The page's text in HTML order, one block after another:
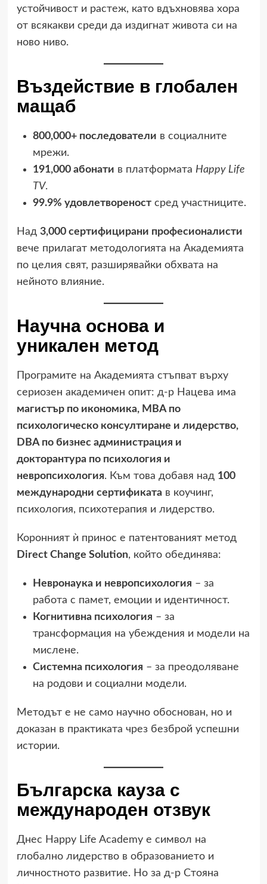
устойчивост и растеж, като вдъхновява хора
от всякакви среди да издигнат живота си на
ново ниво.
Въздействие в глобален
мащаб
800,000+ последователи в социалните
мрежи.
191,000 абонати в платформата Happy Life
TV.
99.9% удовлетвореностсред участниците.
Над 3,000 сертифицирани професионалисти
вече прилагат методологията на Академията
по целия свят, разширявайки обхвата на
нейното влияние.
Научна основа и
уникален метод
Програмите на Академията стъпват върху
сериозен академичен опит: д-р Нацева има
магистър по икономика, MBA по
психологическо консултиране и лидерство,
DBA по бизнес администрация и
докторантура по психология и
невропсихология. Към това добавя над 100
международни сертификатав коучинг,
психология, психотерапия и лидерство.
Коронният ѝ принос е патентованият метод
Direct Change Solution, който обединява:
Невронаука и невропсихология – за
работа с памет, емоции и идентичност.
Когнитивна психология – за
трансформация на убеждения и модели на
мислене.
Системна психология – за преодоляване
на родови и социални модели.
Методът е не само научно обоснован, но и
доказан в практиката чрез безброй успешни
истории.
Българска кауза с
международен отзвук
Днес Happy Life Academy е символ на
глобално лидерство в образованието и
личностното развитие. Но за д-р Стояна